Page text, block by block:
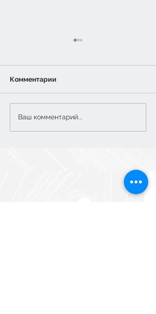
5 класс: финальная
поездка в Рязань
Комментарии
Ваш комментарий...